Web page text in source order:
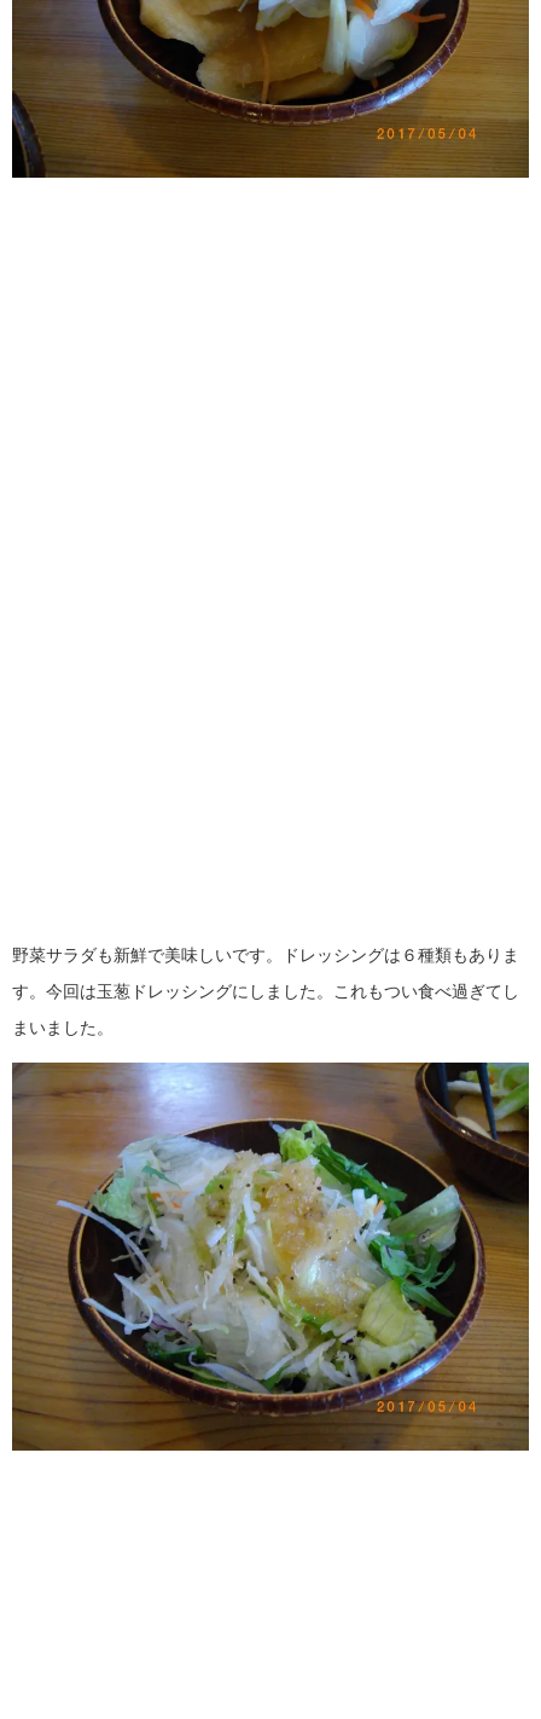
野菜サラダも新鮮で美味しいです。ドレッシングは６種類もありま
す。今回は玉葱ドレッシングにしました。これもつい食べ過ぎてし
まいました。